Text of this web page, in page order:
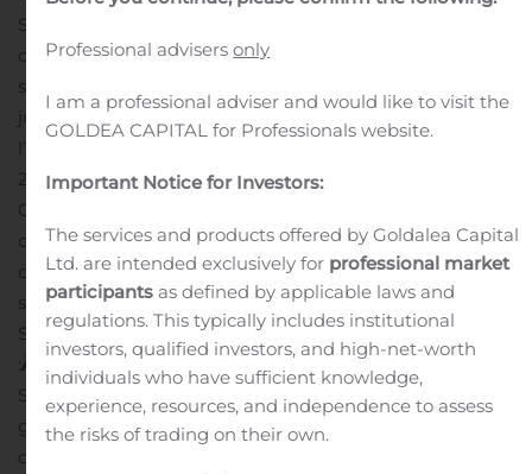
Saputo inc. (TSX : SAP) (Saputo ou la Société) annonce
que les candidats figurant dans la circulaire de
sollicitation de procurations de la direction datée du 4
juin 2020 ont été élus administrateurs de Saputo lors de
l’assemblée annuelle des actionnaires tenue le 6 août
2020.
Chacun des dix candidats suivants proposés par le
conseil d’administration a été élu à titre
d’administrateur de Saputo, à la suite d’un vote par
scrutin. Le résultat des procurations reçues par la
Société et des voix exprimées par scrutin est le suivant
:À propos de Saputo
Saputo produit, met en marché et distribue une vaste
gamme de produits de la meilleure qualité, notamment
du fromage, du lait nature, des produits laitiers et de la
Professional advisersonly
I am a professional adviser and would like to visit the
GOLDEA CAPITAL for Professionals website.
Important Notice for Investors:
The services and products offered by Goldalea Capital
Ltd. are intended exclusively for professional market
participants as defined by applicable laws and
regulations. This typically includes institutional
investors, qualified investors, and high-net-worth
individuals who have sufficient knowledge,
experience, resources, and independence to assess
the risks of trading on their own.